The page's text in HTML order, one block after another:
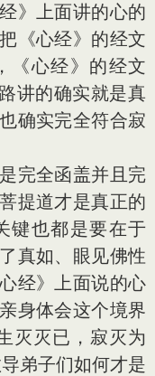
》上面讲的心的
《心经》的经文
《心经》的经文
讲的确实就是真
确实完全符合寂
完全函盖并且完
提道才是真正的
键也都是要在于
真如、眼见佛性
经》上面说的心
身体会这个境界
灭灭已，寂灭为
弟子们如何才是